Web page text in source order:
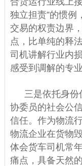
独立担责”的惯例
交易的权责边界
点，比单纯的释
司机讲解行业内
感受到调解的专
三是依托身
协委员的社会公
信任。作为物流
物流企业在货物
体会货车司机常
痛点，具备天然